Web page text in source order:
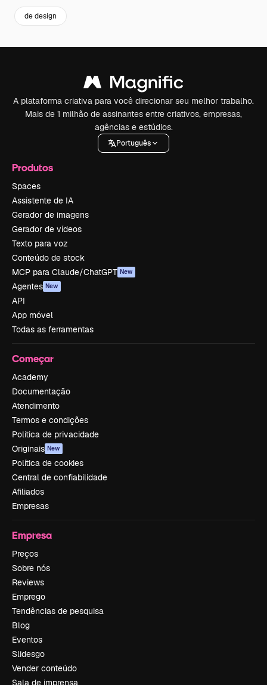
de design
A plataforma criativa para você direcionar seu melhor trabalho.
Mais de 1 milhão de assinantes entre criativos, empresas,
agências e estúdios.
Português
Produtos
Spaces
Assistente de IA
Gerador de imagens
Gerador de vídeos
Texto para voz
Conteúdo de stock
MCP para Claude/ChatGPT New
Agentes New
API
App móvel
Todas as ferramentas
Começar
Academy
Documentação
Atendimento
Termos e condições
Política de privacidade
Originais New
Política de cookies
Central de confiabilidade
Afiliados
Empresas
Empresa
Preços
Sobre nós
Reviews
Emprego
Tendências de pesquisa
Blog
Eventos
Slidesgo
Vender conteúdo
Sala de imprensa